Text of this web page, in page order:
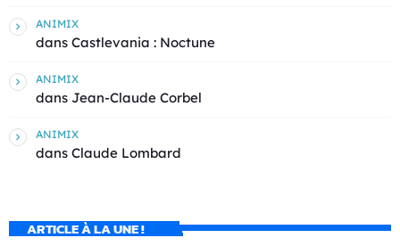
ANIMIX
dans Castlevania : Noctune
ANIMIX
dans Jean-Claude Corbel
ANIMIX
dans Claude Lombard
ARTICLE À LA UNE !